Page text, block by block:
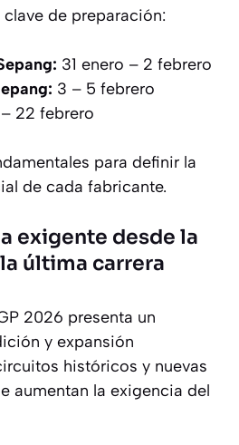
de preparación:
31 enero – 2 febrero
3 – 5 febrero
– 22 febrero
para definir la
de cada fabricante.
exigente desde la
última carrera
2026 presenta un
y expansión
históricos y nuevas
aumentan la exigencia del